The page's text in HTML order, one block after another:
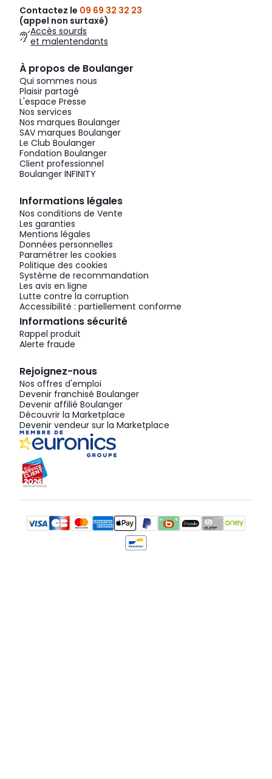
Contactez le 09 69 32 32 23
(appel non surtaxé)
Accès sourds
et malentendants
À propos de Boulanger
Qui sommes nous
Plaisir partagé
L'espace Presse
Nos services
Nos marques Boulanger
SAV marques Boulanger
Le Club Boulanger
Fondation Boulanger
Client professionnel
Boulanger INFINITY
Informations légales
Nos conditions de Vente
Les garanties
Mentions légales
Données personnelles
Paramétrer les cookies
Politique des cookies
Système de recommandation
Les avis en ligne
Lutte contre la corruption
Accessibilité : partiellement conforme
Informations sécurité
Rappel produit
Alerte fraude
Rejoignez-nous
Nos offres d'emploi
Devenir franchisé Boulanger
Devenir affilié Boulanger
Découvrir la Marketplace
Devenir vendeur sur la Marketplace